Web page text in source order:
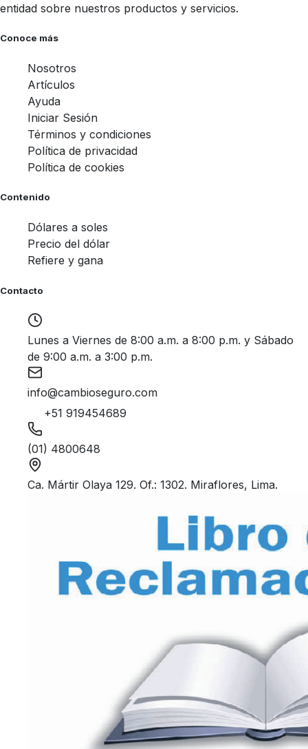
entidad sobre nuestros productos y servicios.
Conoce más
Nosotros
Artículos
Ayuda
Iniciar Sesión
Términos y condiciones
Política de privacidad
Política de cookies
Contenido
Dólares a soles
Precio del dólar
Refiere y gana
Contacto
Lunes a Viernes de 8:00 a.m. a 8:00 p.m. y Sábado
de 9:00 a.m. a 3:00 p.m.
info@cambioseguro.com
+51 919454689
(01) 4800648
Ca. Mártir Olaya 129. Of.: 1302. Miraflores, Lima.